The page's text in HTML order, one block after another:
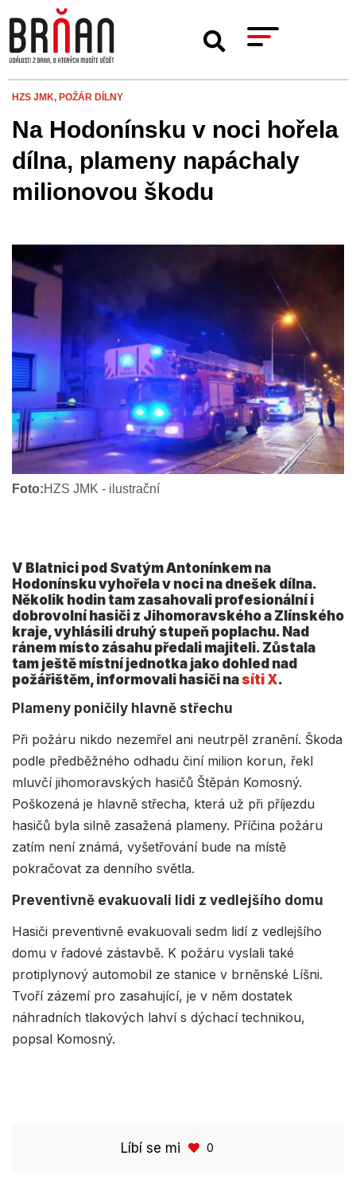
HZS JMK, POŽÁR DÍLNY
Na Hodonínsku v noci hořela
dílna, plameny napáchaly
milionovou škodu
Foto:HZS JMK - ilustrační
V Blatnici pod Svatým Antonínkem na
Hodonínsku vyhořela v noci na dnešek dílna.
Několik hodin tam zasahovali profesionální i
dobrovolní hasiči z Jihomoravského a Zlínského
kraje, vyhlásili druhý stupeň poplachu. Nad
ránem místo zásahu předali majiteli. Zůstala
tam ještě místní jednotka jako dohled nad
požářištěm, informovali hasiči na síti X.
Plameny poničily hlavně střechu
Při požáru nikdo nezemřel ani neutrpěl zranění. Škoda
podle předběžného odhadu činí milion korun, řekl
mluvčí jihomoravských hasičů Štěpán Komosný.
Poškozená je hlavně střecha, která už při příjezdu
hasičů byla silně zasažená plameny. Příčina požáru
zatím není známá, vyšetřování bude na místě
pokračovat za denního světla.
Preventivně evakuovali lidi z vedlejšího domu
Hasiči preventivně evakuovali sedm lidí z vedlejšího
domu v řadové zástavbě. K požáru vyslali také
protiplynový automobil ze stanice v brněnské Líšni.
Tvoří zázemí pro zasahující, je v něm dostatek
náhradních tlakových lahví s dýchací technikou,
popsal Komosný.
Líbí se mi 0